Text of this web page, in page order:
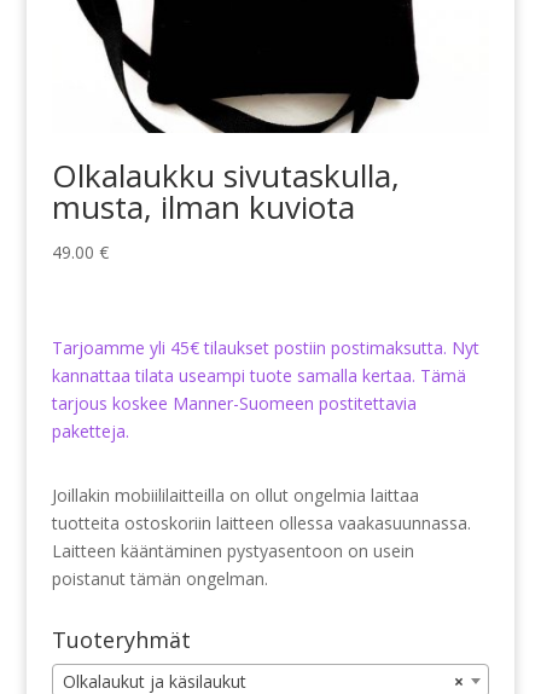
Olkalaukku sivutaskulla,
musta, ilman kuviota
49.00 €
Tarjoamme yli 45€ tilaukset postiin postimaksutta. Nyt
kannattaa tilata useampi tuote samalla kertaa. Tämä
tarjous koskee Manner-Suomeen postitettavia
paketteja.
Joillakin mobiililaitteilla on ollut ongelmia laittaa
tuotteita ostoskoriin laitteen ollessa vaakasuunnassa.
Laitteen kääntäminen pystyasentoon on usein
poistanut tämän ongelman.
Tuoteryhmät
×
Olkalaukut ja käsilaukut